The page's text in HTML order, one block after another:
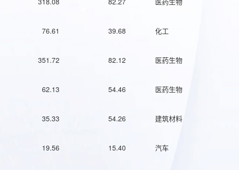
76.61 39.68 化工
351.72 82.12 医药生物
62.13 54.46 医药生物
35.33 54.26 建筑材料
19.56 15.40 汽车